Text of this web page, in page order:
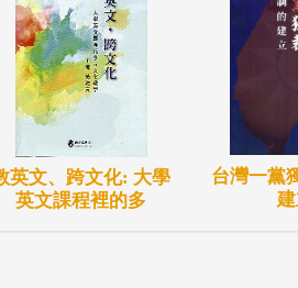
英文、跨文化: 大學
英文課程裡的多
台灣一黨